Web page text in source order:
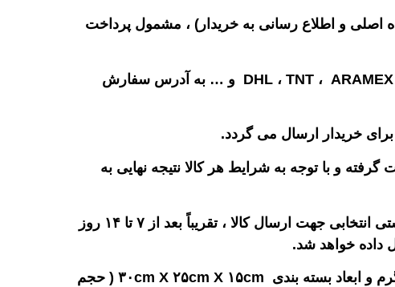
کالا از فروشنده اصلی و اطلاع رسانی به خریدار) ، مشمول پرداخت
پس از پرداخت این هزینه ، سفارش از طریق یکی از سرویس های پستی بین المللی معتبر مانند: DHL ، TNT ، ARAMEX ، EMS و … به آدرس سفارش
خریدار ارسال می گردد.
و با توجه به شرایط هر کالا نتیجه نهایی به
سفارش های خرید اینترنتی پس از ارسال اولیه توسط فروشنده با توجه به کشور مبداء و نوع سرویس پستی انتخابی جهت ارسال کالا ، تقریباً بعد از ۷ تا ۱۴ روز
داده خواهد شد.
کارمزد خرید و خدمات ما بطور ثابت، حداقل مبلغ ۶۰٫۰۰۰ تومان برای هر سفارش با حداکثر وزن ۳ کیلوگرم و ابعاد بسته بندی ۳۰cm X ۲۵cm X ۱۵cm ( حجم